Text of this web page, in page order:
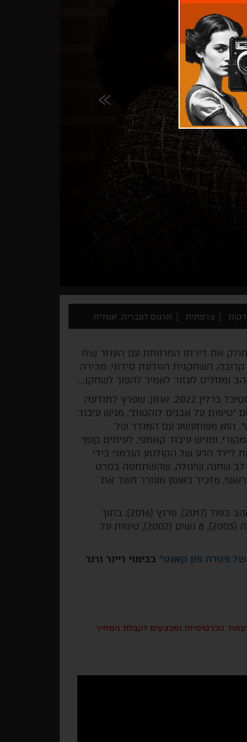
צרפתית תרגום לעברית, אנגלית
את דירתו המרווחת עם העוזר שלו
השחקנית הנודעת סידוני, מכירה
ומחליט לעזור לאמיר להפוך לשחקן...
סרטו החדש של פרנסואה אוזון היה סרט הפתיחה של פסטיבל ברלין 2022. אוזון, שפרץ לתודעה
בשם "טיפות על אבנים לוהטות", מגיש עיבוד
הוא משתעשע עם המגדר של
ומגיש עיבוד קאמפי, לעיתים קומי
הרע של הקולנוע הגרמני בידי
לב שחנה שיגולה, שהשתתפה בסרט
מזכיר באופן מעורר חשד את
פילמוגרפיה: הכול עבר בשלום (2021), קיץ 85 (2020), מאהב כפול (2017), פרנץ (2016), בתוך
הבית (2012), פוטיש - אישה - צעצוע (2010), בריכת שחייה (2003), 8 נשים (2002), טיפות על
פטרה פון קאנט" בבימוי ריינר ורנר
הכרטיסיות ומבצעים לקבלת המחיר